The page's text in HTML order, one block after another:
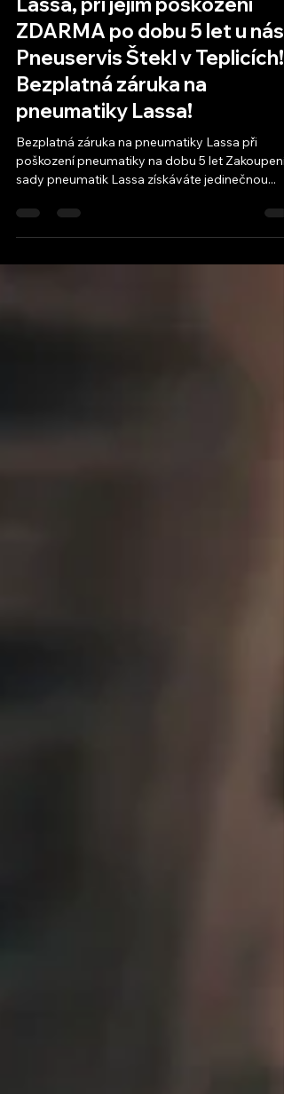
Výměna nové pneumatiky
Lassa, při jejím poškození
ZDARMA po dobu 5 let u nás
Pneuservis Štekl v Teplicích!
Bezplatná záruka na
pneumatiky Lassa!
Bezplatná záruka na pneumatiky Lassa při
sady pneumatik Lassa získáváte jedinečnou...